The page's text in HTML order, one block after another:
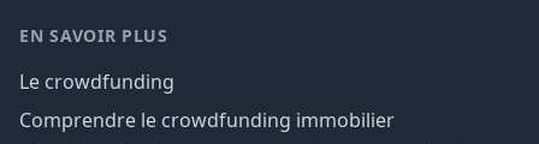
EN SAVOIR PLUS
Le crowdfunding
Comprendre le crowdfunding immobilier